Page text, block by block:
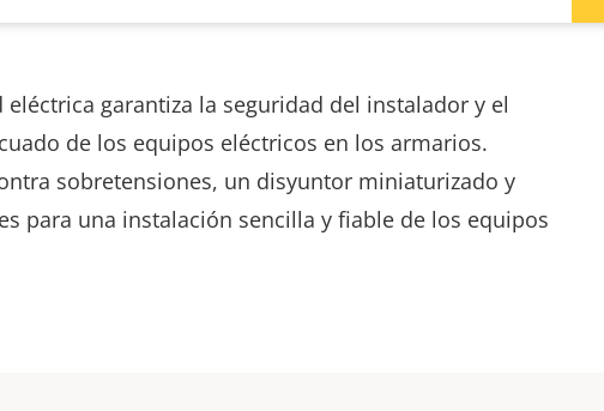
eléctrica garantiza la seguridad del instalador y el
de los equipos eléctricos en los armarios.
sobretensiones, un disyuntor miniaturizado y
para una instalación sencilla y fiable de los equipos